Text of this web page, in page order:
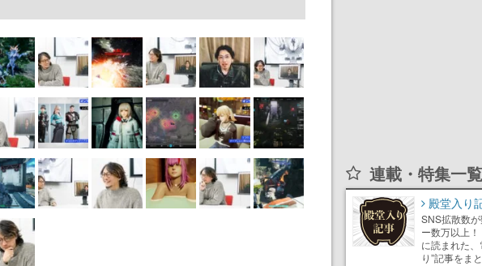
連載・特集一覧
殿堂入り
SNS拡散数
ー数万以上
に読まれた、
り”記事をま